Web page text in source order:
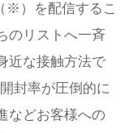
※）を配信するこ
のリストへ一斉
近な接触方法で
封率が圧倒的に
などお客様への